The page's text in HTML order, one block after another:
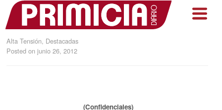
Alta Tensión, Destacadas
Posted on junio 26, 2012
(Confidenciales)